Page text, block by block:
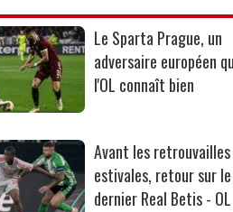
Le Sparta Prague, un
adversaire européen
l'OL connaît bien
Avant les retrouvailles
estivales, retour sur le
dernier Real Betis - OL